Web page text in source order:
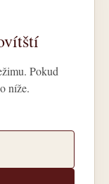
Pokud
níže.